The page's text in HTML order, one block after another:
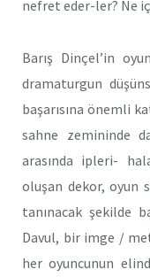
nefret eder-ler? Ne
Barış Dinçel’in
dramaturgun
başarısına önemli
sahne zemininde
arasında ipleri-
oluşan dekor, oyun
tanınacak şekilde
Davul, bir imge /
her oyuncunun